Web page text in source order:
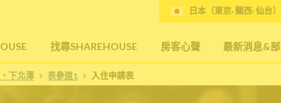
找尋SHAREHOUSE 房客心聲 最新消息&
日本（東京· 關西· 仙
下北澤 表參道1 入住申請表